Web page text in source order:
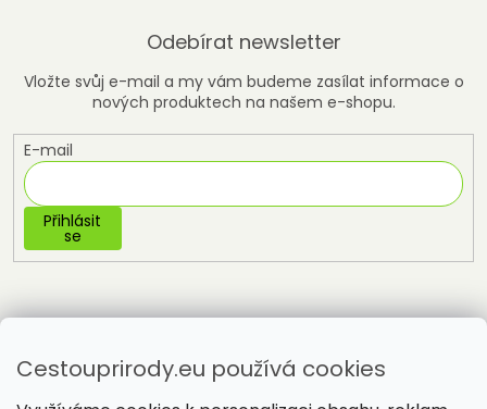
Cestouprirody.eu používá cookies
Odebírat newsletter
Vložte svůj e-mail a my vám budeme zasílat informace o
nových produktech na našem e-shopu.
E-mail
Přihlásit
se